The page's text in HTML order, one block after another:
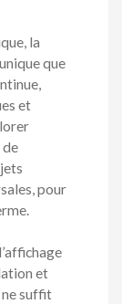
la
que
et
de
pour
et
suffit